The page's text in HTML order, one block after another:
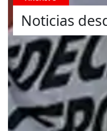
Noticias